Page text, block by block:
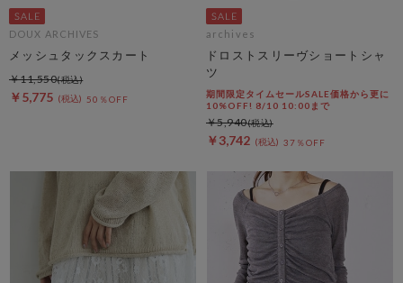
DOUX ARCHIVES
メッシュタックスカート
￥5,775 50％OFF
￥11,550
archives
ドロストスリーヴショートシャ
ツ
期間限定タイムセールSALE価格から更に
10%OFF! 8/10 10:00まで
￥3,742 37％OFF
￥5,940